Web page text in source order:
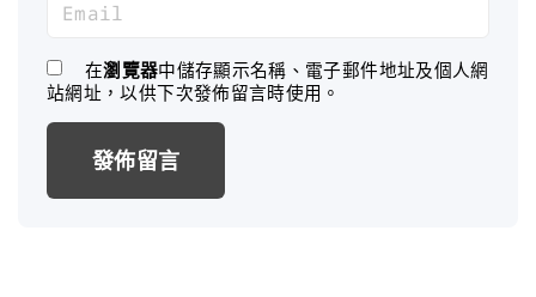
*
a
i
l
在瀏覽器中儲存顯示名稱、電子郵件地址及個人網
站網址，以供下次發佈留言時使用。